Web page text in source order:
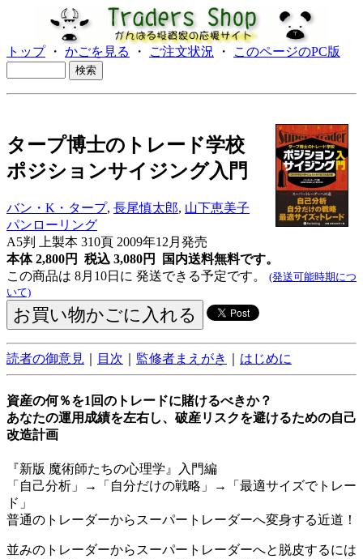
トップ・ かごを見る ・ ご注文状況 ・ このページのPC版
タープ博士のトレード学校
ポジションサイジング入門
バン・K・タープ, 長尾慎太郎, 山下恵美子
パンローリング
A5判 上製本 310頁 2009年12月発売
本体 2,800円 税込 3,080円
国内送料無料です。
この商品は 8月10日に 発送できる予定です。 (発送可能時期につ
いて)
読者の御意見 目次 監修者まえがき はじめに
資産の何％を1回のトレードに賭けるべきか？
あなたの運用成績を左右し、破産リスクを避けるための自己
改造計画
『新版 魔術師たちの心理学』入門編
「自己分析」→「自分だけの戦略」→「最適サイズでトレー
ド」
普通のトレーダーからスーパートレーダーへ変身する近道！
並みのトレーダーからスーパートレーダーへと脱皮するには